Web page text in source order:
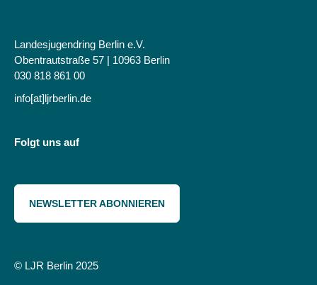
Landesjugendring Berlin e.V.
Obentrautstraße 57 | 10963 Berlin
030 818 861 00
info[at]ljrberlin.de
Folgt uns auf
NEWSLETTER ABONNIEREN
© LJR Berlin 2025